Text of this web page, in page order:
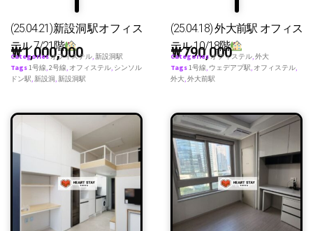
(25.04.21)新設洞駅オフィス
テル 7/21階
₩1,000,000
Categoriesオフィステル,新設洞駅
Tags1号線,2号線, オフィステル, シンソル
ドン駅,新設洞 ,新設洞駅
(25.04.18) 外大前駅 オフィス
テル 10/18階
₩790,000
Categoriesオフィステル,外大
Tags1号線, ウェデアプ駅, オフィステル,
外大,外大前駅